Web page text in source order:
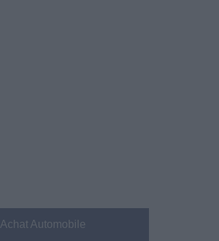
Achat Automobile